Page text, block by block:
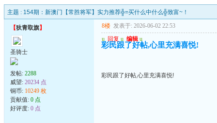
主题 : 154期：新澳门【常胜将军】实力推荐╬=买什么中什么╬致富~！
【狄青取旗】
圣骑士
发帖: 2288
威望: 20234 点
铜币: 10249 枚
贡献值: 0 点
好评度: 0 点
8楼 发表于: 2026-06-02 22:53
u 回复 u 编辑 u
彩民跟了好帖,心里充满喜悦!
彩民跟了好帖,心里充满喜悦!